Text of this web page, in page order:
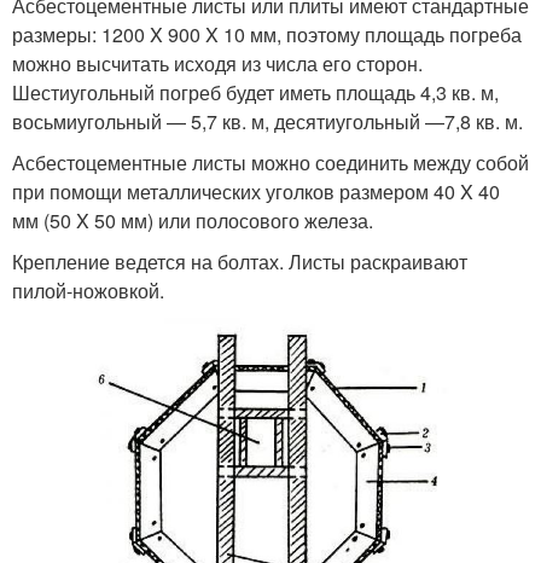
Асбестоцементные листы или плиты имеют стандартные
размеры: 1200 X 900 X 10 мм, поэтому площадь погреба
можно высчитать исходя из числа его сторон.
Шестиугольный погреб будет иметь площадь 4,3 кв. м,
восьмиугольный — 5,7 кв. м, десятиугольный —7,8 кв. м.
Асбестоцементные листы можно соединить между собой
при помощи металлических уголков размером 40 X 40
мм (50 X 50 мм) или полосового железа.
Крепление ведется на болтах. Листы раскраивают
пилой-ножовкой.